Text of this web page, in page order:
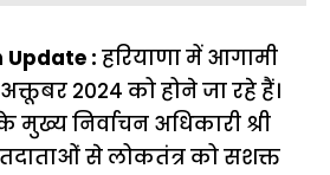
Update : हरियाणा में आगामी
2024 को होने जा रहे हैं।
निर्वाचन अधिकारी श्री
से लोकतंत्र को सशक्त